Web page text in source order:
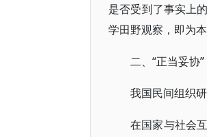
是否受到了事实上
学田野观察，即为
二、“正当妥协
我国民间组织
在国家与社会